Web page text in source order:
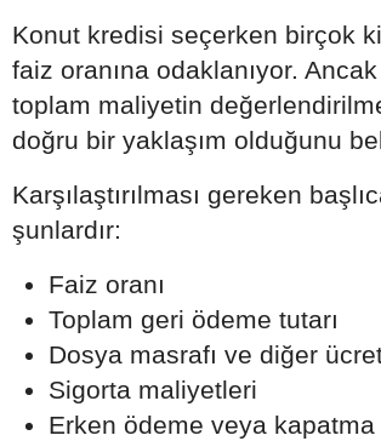
Konut kredisi seçerken birçok
faiz oranına odaklanıyor.
toplam maliyetin
doğru bir yaklaşım olduğunu
Karşılaştırılması gereken
şunlardır:
Faiz oranı
Toplam geri ödeme tutarı
Dosya masrafı ve diğer
Sigorta maliyetleri
Erken ödeme veya kapatma